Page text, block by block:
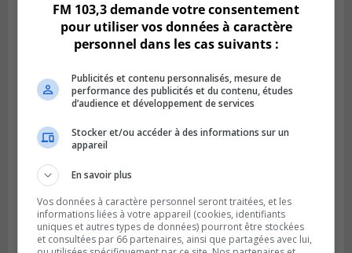
Publié le 29 juillet 2026 à 10h47
Des travaux de marquage de nuit
entraînent des entraves sur la Rive-Sud
FM 103,3 demande votre consentement
pour utiliser vos données à caractère
personnel dans les cas suivants :
Publicités et contenu personnalisés, mesure de
performance des publicités et du contenu, études
d’audience et développement de services
Stocker et/ou accéder à des informations sur un
appareil
En savoir plus
Vos données à caractère personnel seront traitées, et les
informations liées à votre appareil (cookies, identifiants
uniques et autres types de données) pourront être stockées
et consultées par 66 partenaires, ainsi que partagées avec lui,